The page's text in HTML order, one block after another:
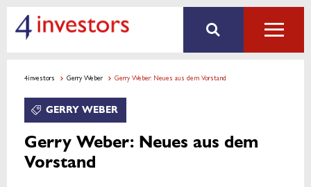
4investors Gerry Weber Gerry Weber: Neues aus dem Vorstand
GERRY WEBER
Gerry Weber: Neues aus dem
Vorstand